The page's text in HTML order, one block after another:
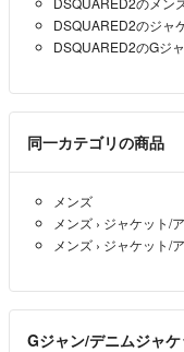
DSQUARED2のジャ
DSQUARED2のGジ
同一カテゴリの商品
メンズ
メンズ › ジャケット/
メンズ › ジャケット/
Gジャン/デニムジャ